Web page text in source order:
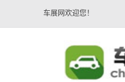
车展网欢迎您！